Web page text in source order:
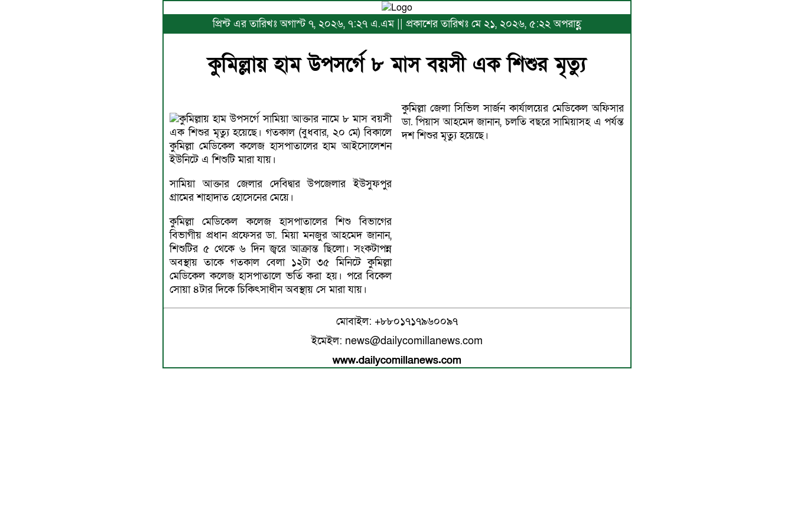
প্রিন্ট এর তারিখঃ অগাস্ট ৭, ২০২৬, ৭:২৭ এ.এম || প্রকাশের তারিখঃ মে ২১, ২০২৬, ৫:২২ অপরাহ্ণ
কুমিল্লায় হাম উপসর্গে ৮ মাস বয়সী এক শিশুর মৃত্যু
কুমিল্লায় হাম উপসর্গে সামিয়া আক্তার নামে ৮ মাস বয়সী
এক শিশুর মৃত্যু হয়েছে। গতকাল (বুধবার, ২০ মে) বিকালে
কুমিল্লা মেডিকেল কলেজ হাসপাতালের হাম আইসোলেশন
ইউনিটে এ শিশুটি মারা যায়।
সামিয়া আক্তার জেলার দেবিদ্বার উপজেলার ইউসুফপুর
গ্রামের শাহাদাত হোসেনের মেয়ে।
কুমিল্লা মেডিকেল কলেজ হাসপাতালের শিশু বিভাগের
বিভাগীয় প্রধান প্রফেসর ডা. মিয়া মনজুর আহমেদ জানান,
শিশুটির ৫ থেকে ৬ দিন জ্বরে আক্রান্ত ছিলো। সংকটাপন্ন
অবস্থায় তাকে গতকাল বেলা ১২টা ৩৫ মিনিটে কুমিল্লা
মেডিকেল কলেজ হাসপাতালে ভর্তি করা হয়। পরে বিকেল
সোয়া ৪টার দিকে চিকিৎসাধীন অবস্থায় সে মারা যায়।
কুমিল্লা জেলা সিভিল সার্জন কার্যালয়ের মেডিকেল অফিসার
ডা. পিয়াস আহমেদ জানান, চলতি বছরে সামিয়াসহ এ পর্যন্ত
দশ শিশুর মৃত্যু হয়েছে।
মোবাইল: +৮৮০১৭১৭৯৬০০৯৭
ইমেইল: news@dailycomillanews.com
www.dailycomillanews.com